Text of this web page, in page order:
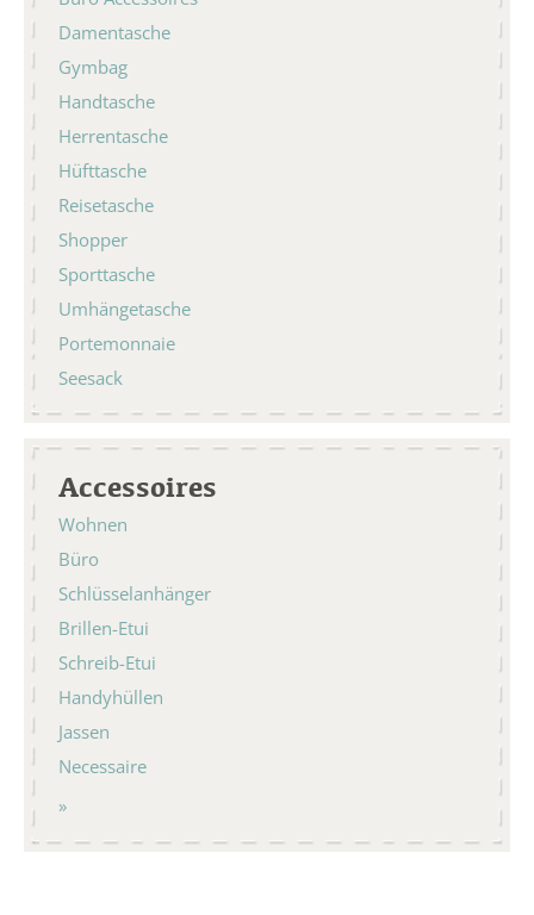
Damentasche
Gymbag
Handtasche
Herrentasche
Hüfttasche
Reisetasche
Shopper
Sporttasche
Umhängetasche
Portemonnaie
Seesack
Accessoires
Wohnen
Büro
Schlüsselanhänger
Brillen-Etui
Schreib-Etui
Handyhüllen
Jassen
Necessaire